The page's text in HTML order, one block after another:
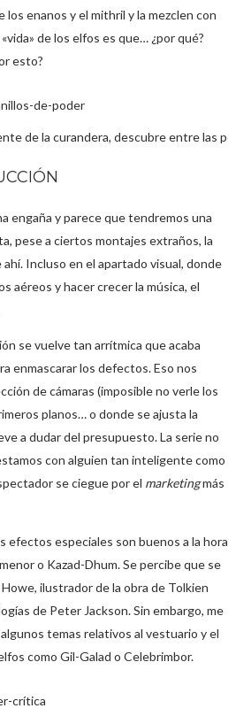
enanos y el mithril y la mezclen con
de los elfos es que… ¿por qué?
esto?
de la curandera, descubre entre las
engaña y parece que tendremos una
pese a ciertos montajes extraños, la
Incluso en el apartado visual, donde
aéreos y hacer crecer la música, el
se vuelve tan arrítmica que acaba
enmascarar los defectos. Eso nos
de cámaras (imposible no verle los
planos… o donde se ajusta la
a dudar del presupuesto. La serie no
con alguien tan inteligente como
se ciegue por el marketingmás
efectos especiales son buenos a la hora
o Kazad-Dhum. Se percibe que se
ilustrador de la obra de Tolkien
de Peter Jackson. Sin embargo, me
temas relativos al vestuario y el
como Gil-Galad o Celebrimbor.